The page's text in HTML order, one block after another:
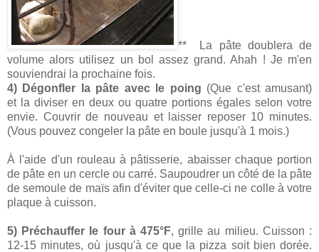
** La pâte doublera de
volume alors utilisez un bol assez grand. Ahah ! Je m'en
souviendrai la prochaine fois.
4) Dégonfler la pâte avec le poing (Que c'est amusant)
et la diviser en deux ou quatre portions égales selon votre
envie. Couvrir de nouveau et laisser reposer 10 minutes.
(Vous pouvez congeler la pâte en boule jusqu'à 1 mois.)
À l'aide d'un rouleau à pâtisserie, abaisser chaque portion
de pâte en un cercle ou carré. Saupoudrer un côté de la pâte
de semoule de maïs afin d'éviter que celle-ci ne colle à votre
plaque à cuisson.
5) Préchauffer le four à 475°F, grille au milieu. Cuisson :
12-15 minutes, où jusqu'à ce que la pizza soit bien dorée.